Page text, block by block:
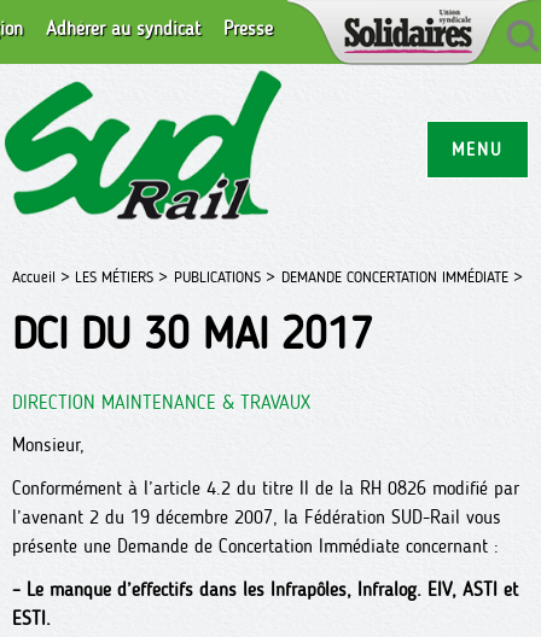
MENU
Adhérer au syndicat Presse
Accueil > LES MÉTIERS > PUBLICATIONS > DEMANDE CONCERTATION IMMÉDIATE >
DCI DU 30 MAI 2017
DIRECTION MAINTENANCE & TRAVAUX
Monsieur,
Conformément à l’article 4.2 du titre II de la RH 0826 modifié par
l’avenant 2 du 19 décembre 2007, la Fédération SUD-Rail vous
présente une Demande de Concertation Immédiate concernant :
– Le manque d’effectifs dans les Infrapôles, Infralog. EIV, ASTI et
ESTI.